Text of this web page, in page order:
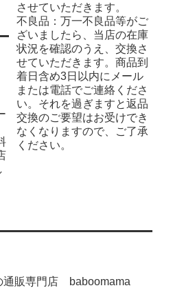
させていただきます。
不良品：万一不良品等がご
ざいましたら、当店の在庫
状況を確認のうえ、交換さ
せていただきます。商品到
着日含め3日以内にメール
または電話でご連絡くださ
い。それを過ぎますと返品
交換のご要望はお受けでき
なくなりますので、ご了承
ください。
販専門店 baboomama